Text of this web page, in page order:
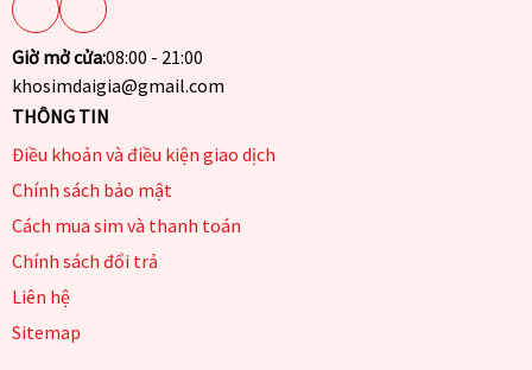
Giờ mở cửa:08:00 - 21:00
khosimdaigia@gmail.com
THÔNG TIN
Điều khoản và điều kiện giao dịch
Chính sách bảo mật
Cách mua sim và thanh toán
Chính sách đổi trả
Liên hệ
Sitemap